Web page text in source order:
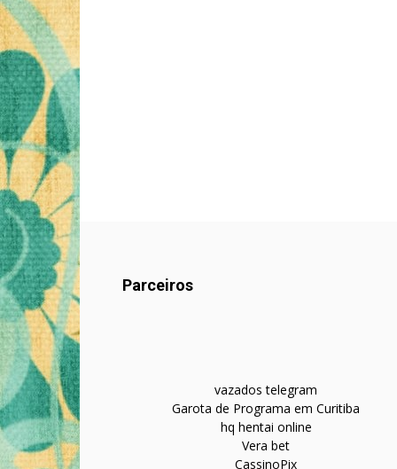
Parceiros
vazados telegram
Garota de Programa em Curitiba
hq hentai online
Vera bet
CassinoPix